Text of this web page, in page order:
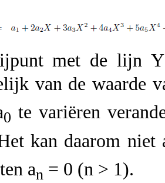
met de lijn
van de waarde
0 te variëren
kan daarom niet
an = 0 (n > 1).